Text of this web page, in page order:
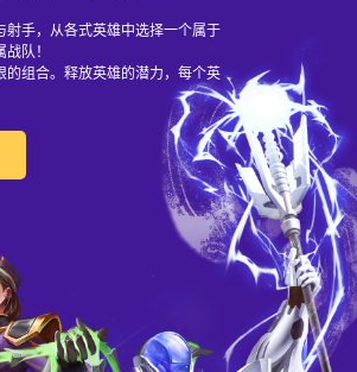
射手，从各式英雄中选择一个属于
队！
的组合。释放英雄的潜力，每个英